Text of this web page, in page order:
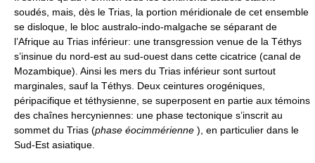
soudés, mais, dès le Trias, la portion méridionale de cet ensemble
se disloque, le bloc australo-indo-malgache se séparant de
l’Afrique au Trias inférieur: une transgression venue de la Téthys
s’insinue du nord-est au sud-ouest dans cette cicatrice (canal de
Mozambique). Ainsi les mers du Trias inférieur sont surtout
marginales, sauf la Téthys. Deux ceintures orogéniques,
péripacifique et téthysienne, se superposent en partie aux témoins
des chaînes hercyniennes: une phase tectonique s’inscrit au
sommet du Trias (phase éocimmérienne ), en particulier dans le
Sud-Est asiatique.